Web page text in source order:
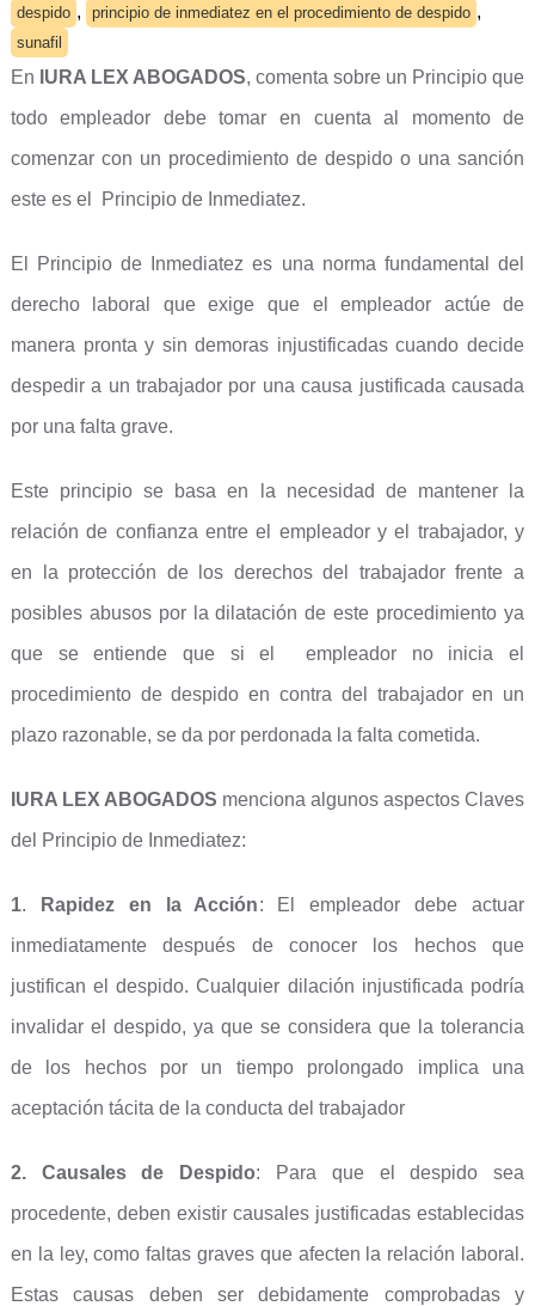
despido , principio de inmediatez en el procedimiento de despido ,
sunafil
En IURA LEX ABOGADOS, comenta sobre un Principio que
todo empleador debe tomar en cuenta al momento de
comenzar con un procedimiento de despido o una sanción
este es el Principio de Inmediatez.
El Principio de Inmediatez es una norma fundamental del
derecho laboral que exige que el empleador actúe de
manera pronta y sin demoras injustificadas cuando decide
despedir a un trabajador por una causa justificada causada
por una falta grave.
Este principio se basa en la necesidad de mantener la
relación de confianza entre el empleador y el trabajador, y
en la protección de los derechos del trabajador frente a
posibles abusos por la dilatación de este procedimiento ya
que se entiende que si el empleador no inicia el
procedimiento de despido en contra del trabajador en un
plazo razonable, se da por perdonada la falta cometida.
IURA LEX ABOGADOS menciona algunos aspectos Claves
del Principio de Inmediatez:
1. Rapidez en la Acción: El empleador debe actuar
inmediatamente después de conocer los hechos que
justifican el despido. Cualquier dilación injustificada podría
invalidar el despido, ya que se considera que la tolerancia
de los hechos por un tiempo prolongado implica una
aceptación tácita de la conducta del trabajador
2. Causales de Despido: Para que el despido sea
procedente, deben existir causales justificadas establecidas
en la ley, como faltas graves que afecten la relación laboral.
Estas causas deben ser debidamente comprobadas y